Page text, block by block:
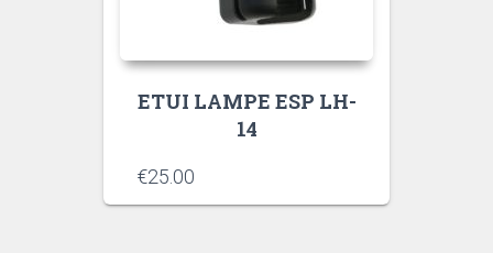
ETUI LAMPE ESP LH-
14
€25.00